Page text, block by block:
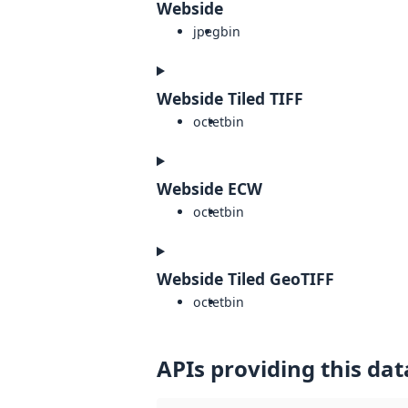
Webside
jpegbin
Webside Tiled TIFF
octetbin
Webside ECW
octetbin
Webside Tiled GeoTIFF
octetbin
APIs providing this